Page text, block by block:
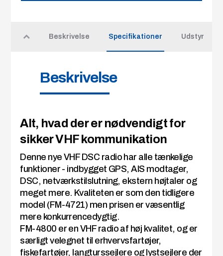
Beskrivelse Specifikationer Udstyr
Beskrivelse
Alt, hvad der er nødvendigt for
sikker VHF kommunikation
Denne nye VHF DSC radio har alle tænkelige
funktioner - indbygget GPS, AIS modtager,
DSC, netværkstilslutning, ekstern højtaler og
meget mere. Kvaliteten er som den tidligere
model (FM-4721) men prisen er væsentlig
mere konkurrencedygtig.
FM-4800 er en VHF radio af høj kvalitet, og er
særligt velegnet til erhvervsfartøjer,
fiskefartøjer, langturssejlere og lystsejlere der